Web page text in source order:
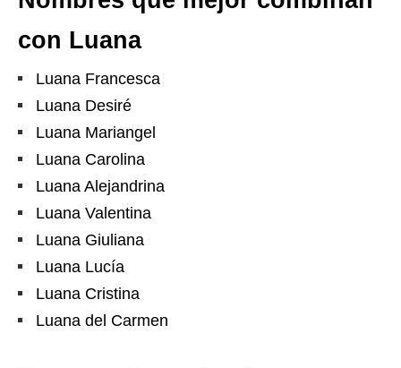
con Luana
Luana Francesca
Luana Desiré
Luana Mariangel
Luana Carolina
Luana Alejandrina
Luana Valentina
Luana Giuliana
Luana Lucía
Luana Cristina
Luana del Carmen